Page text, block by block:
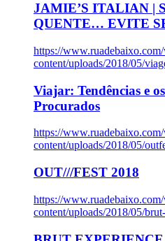
JAMIE’S ITALIAN |
QUENTE… EVITE
https://
content/uploads/2018/05/
Viajar: Tendências e
Procurados
https://
content/uploads/2018/05/
OUT///FEST 2018
https://
content/uploads/2018/05/